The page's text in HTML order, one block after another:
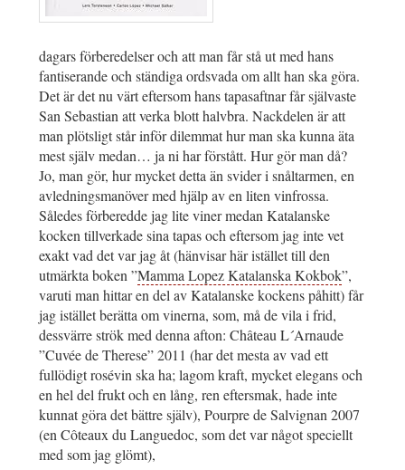
dagars förberedelser och att man får stå ut med hans
fantiserande och ständiga ordsvada om allt han ska göra.
Det är det nu värt eftersom hans tapasaftnar får självaste
San Sebastian att verka blott halvbra. Nackdelen är att
man plötsligt står inför dilemmat hur man ska kunna äta
mest själv medan… ja ni har förstått. Hur gör man då?
Jo, man gör, hur mycket detta än svider i snåltarmen, en
avledningsmanöver med hjälp av en liten vinfrossa.
Således förberedde jag lite viner medan Katalanske
kocken tillverkade sina tapas och eftersom jag inte vet
exakt vad det var jag åt (hänvisar här istället till den
utmärkta boken ”Mamma Lopez Katalanska Kokbok”,
varuti man hittar en del av Katalanske kockens påhitt) får
jag istället berätta om vinerna, som, må de vila i frid,
dessvärre strök med denna afton: Château L´Arnaude
”Cuvée de Therese” 2011 (har det mesta av vad ett
fullödigt rosévin ska ha; lagom kraft, mycket elegans och
en hel del frukt och en lång, ren eftersmak, hade inte
kunnat göra det bättre själv), Pourpre de Salvignan 2007
(en Côteaux du Languedoc, som det var något speciellt
med som jag glömt),